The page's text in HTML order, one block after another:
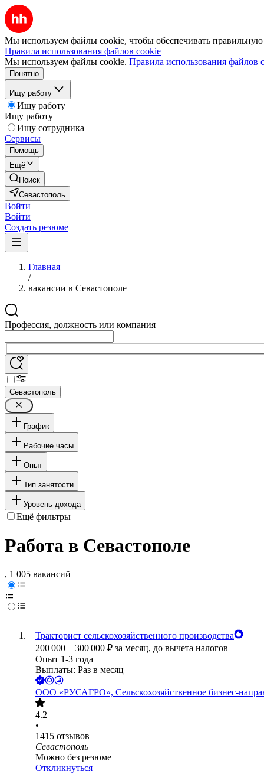
Мы используем файлы cookie, чтобы обеспечивать правильную
Правила использования файлов cookie
Мы используем файлы cookie. Правила использования файлов
Понятно
Ищу работу
Ищу работу
Ищу работу
Ищу сотрудника
Сервисы
Помощь
Ещё
Поиск
Севастополь
Войти
Войти
Создать резюме
Главная
/
вакансии в Севастополе
Профессия, должность или компания
Севастополь
График
Рабочие часы
Опыт
Тип занятости
Уровень дохода
Ещё фильтры
Работа в Севастополе
, 1 005 вакансий
Тракторист сельскохозяйственного производства
200 000 – 300 000 ₽ за месяц, до вычета налогов
Опыт 1-3 года
Выплаты: Раз в месяц
ООО «РУСАГРО», Сельскохозяйственное бизнес-
4.2
•
1415 отзывов
Севастополь
Можно без резюме
Откликнуться